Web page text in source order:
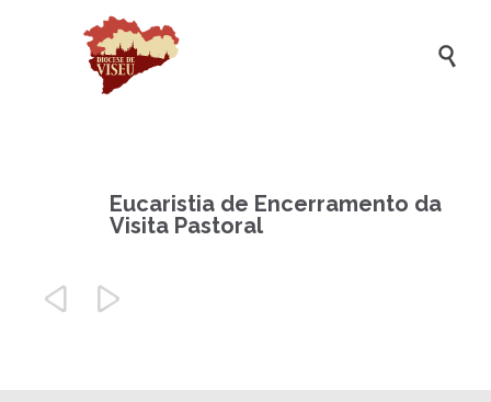

Eucaristia de Encerramento da
Visita Pastoral
 